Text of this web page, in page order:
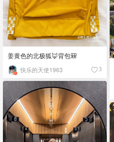
姜黄色的北极狐🦊背包🎒
快乐的天使1963 3